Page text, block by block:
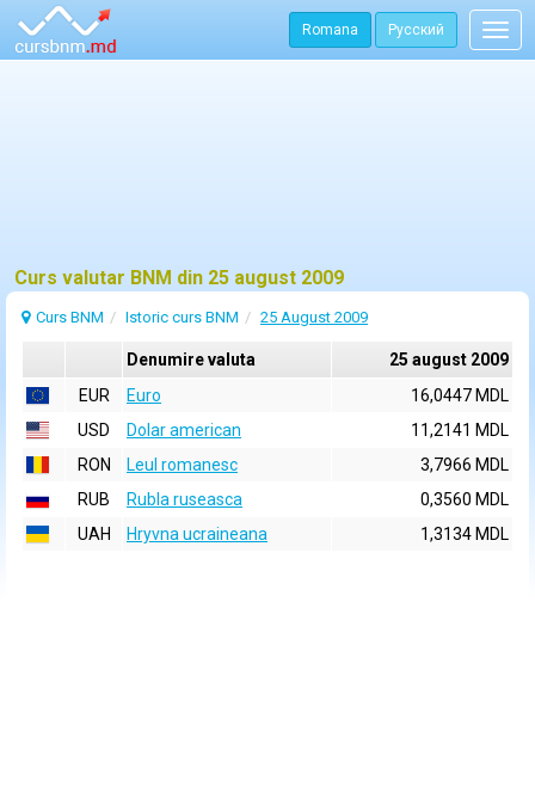
Romana Русский
Curs valutar BNM din 25 august 2009
Curs BNM Istoric curs BNM 25 August 2009
Denumire valuta
25 august 2009
EUR
Euro
16,0447 MDL
USD
Dolar american
11,2141 MDL
RON
Leul romanesc
3,7966 MDL
RUB
Rubla ruseasca
0,3560 MDL
UAH
Hryvna ucraineana 1,3134 MDL